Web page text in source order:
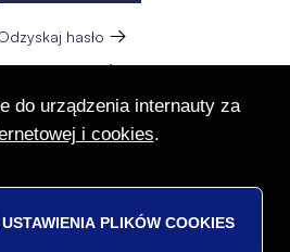
do urządzenia internauty za
i cookies.
PLIKÓW COOKIES
hasło
się